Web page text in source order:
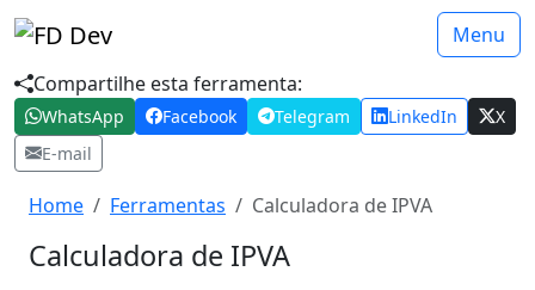
Menu
Compartilhe esta ferramenta:
WhatsApp Facebook Telegram LinkedIn
X
E-mail
Home Ferramentas Calculadora de IPVA
Calculadora de IPVA